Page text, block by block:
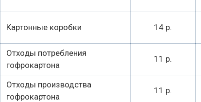
Картонные коробки 14 р.
Отходы потребления
гофрокартона
11 р.
Отходы производства
гофрокартона
11 р.